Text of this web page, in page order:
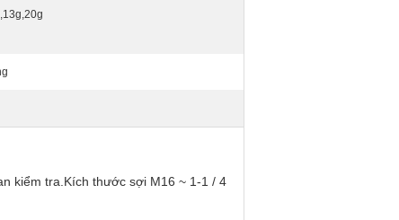
kiểm tra.Kích thước sợi M16 ~ 1-1 / 4